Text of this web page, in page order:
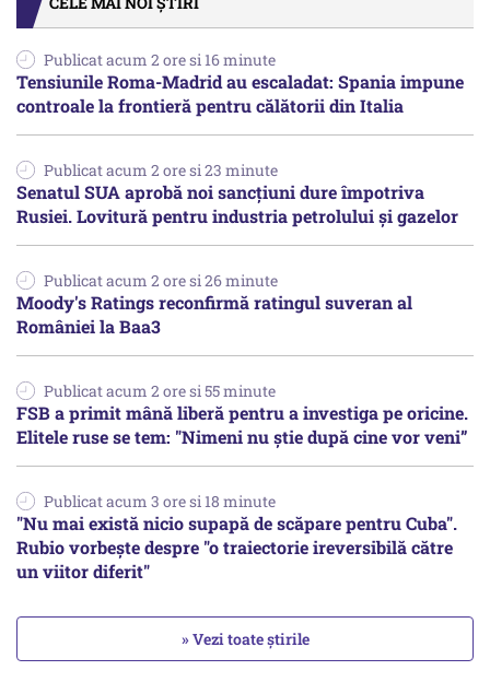
Publicat acum 2 ore si 16 minute
Tensiunile Roma-Madrid au escaladat: Spania impune
controale la frontieră pentru călătorii din Italia
Publicat acum 2 ore si 23 minute
Senatul SUA aprobă noi sancțiuni dure împotriva
Rusiei. Lovitură pentru industria petrolului și gazelor
Publicat acum 2 ore si 26 minute
Moody's Ratings reconfirmă ratingul suveran al
României la Baa3
Publicat acum 2 ore si 55 minute
FSB a primit mână liberă pentru a investiga pe oricine.
Elitele ruse se tem: "Nimeni nu știe după cine vor veni”
Publicat acum 3 ore si 18 minute
"Nu mai există nicio supapă de scăpare pentru Cuba".
Rubio vorbește despre "o traiectorie ireversibilă către
un viitor diferit"
» Vezi toate știrile